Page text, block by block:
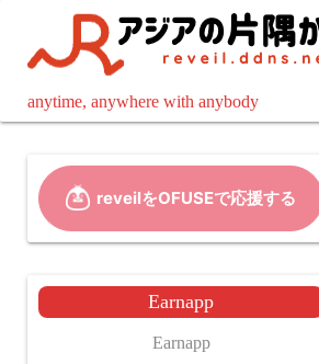
ツ
anytime, anywhere with anybody
Earnapp
Earnapp